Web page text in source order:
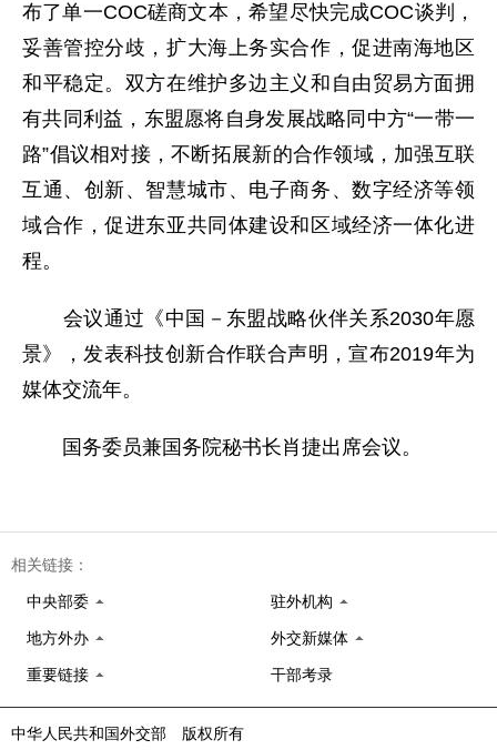
布了单一COC磋商文本，希望尽快完成COC谈判，
妥善管控分歧，扩大海上务实合作，促进南海地区
和平稳定。双方在维护多边主义和自由贸易方面拥
有共同利益，东盟愿将自身发展战略同中方“一带一
路”倡议相对接，不断拓展新的合作领域，加强互联
互通、创新、智慧城市、电子商务、数字经济等领
域合作，促进东亚共同体建设和区域经济一体化进
程。
会议通过《中国－东盟战略伙伴关系2030年愿
景》，发表科技创新合作联合声明，宣布2019年为
媒体交流年。
国务委员兼国务院秘书长肖捷出席会议。
相关链接：
中央部委 驻外机构
地方外办 外交新媒体
重要链接 干部考录
中华人民共和国外交部 版权所有